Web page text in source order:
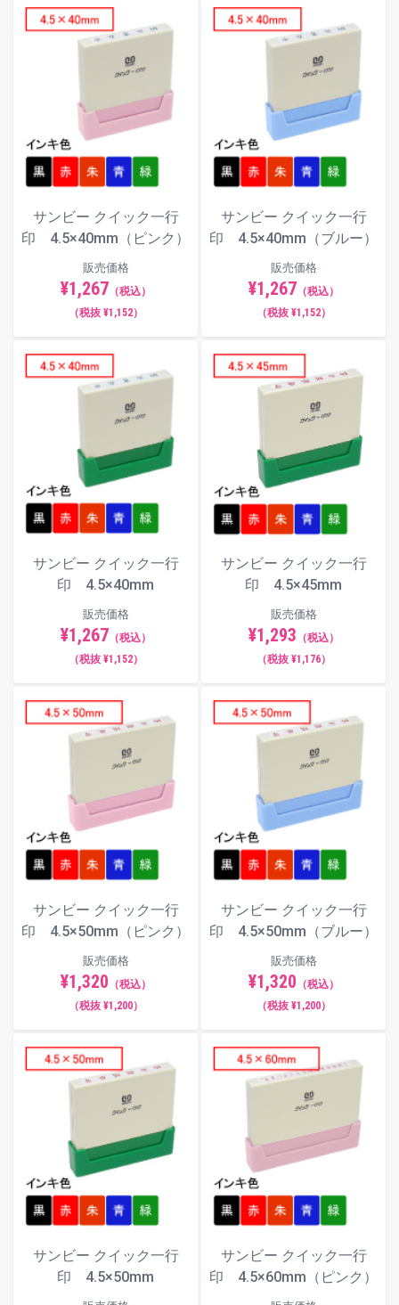
サンビー クイック一行
印 4.5×40mm（ピンク）
販売価格
¥1,267 （税込）
（税抜 ¥1,152）
サンビー クイック一行
印 4.5×40mm（ブルー）
販売価格
¥1,267 （税込）
（税抜 ¥1,152）
サンビー クイック一行
印 4.5×40mm
販売価格
¥1,267 （税込）
（税抜 ¥1,152）
サンビー クイック一行
印 4.5×45mm
販売価格
¥1,293 （税込）
（税抜 ¥1,176）
サンビー クイック一行
印 4.5×50mm（ピンク）
販売価格
¥1,320 （税込）
（税抜 ¥1,200）
サンビー クイック一行
印 4.5×50mm（ブルー）
販売価格
¥1,320 （税込）
（税抜 ¥1,200）
サンビー クイック一行
印 4.5×50mm
サンビー クイック一行
印 4.5×60mm（ピンク）